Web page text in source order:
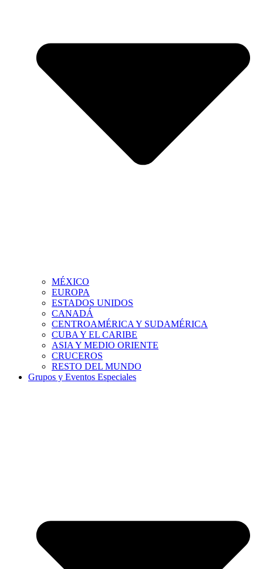
MÉXICO
EUROPA
ESTADOS UNIDOS
CANADÁ
CENTROAMÉRICA Y SUDAMÉRICA
CUBA Y EL CARIBE
ASIA Y MEDIO ORIENTE
CRUCEROS
RESTO DEL MUNDO
Grupos y Eventos Especiales